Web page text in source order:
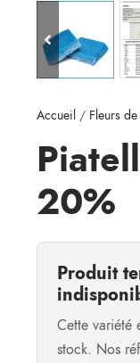
Accueil / Fleurs
20%
Produit
Cette variété
stock. Nos